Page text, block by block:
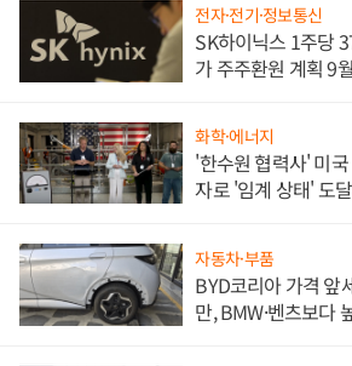
전자·전기·정보통신
SK하이닉스 1주당
가 주주환원 계획 9
화학·에너지
'한수원 협력사' 미
자로 '임계 상태' 도
자동차·부품
BYD코리아 가격 앞
만, BMW·벤츠보다